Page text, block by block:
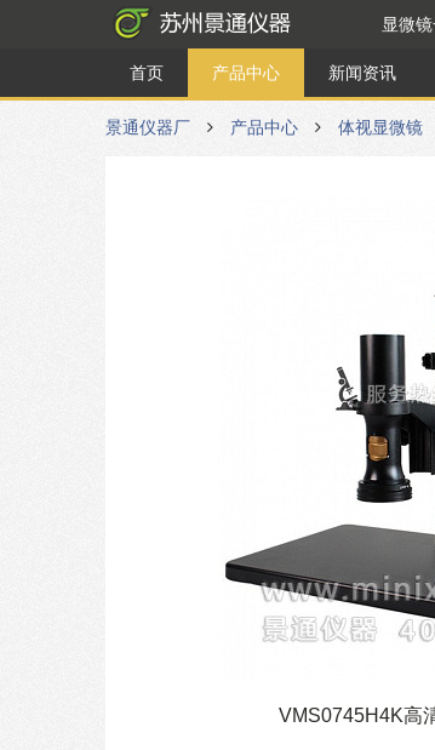
显微
首页 产品中心 新闻资讯
景通仪器厂 产品中心 体视显微镜
VMS0745H4K高